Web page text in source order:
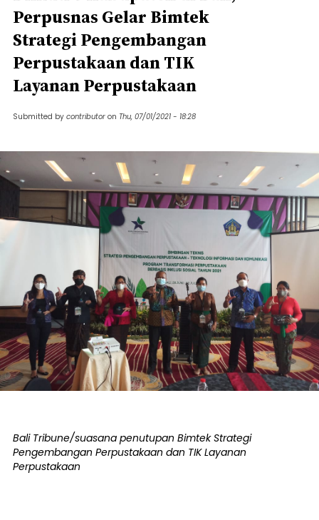
Perpusnas Gelar Bimtek
Strategi Pengembangan
Perpustakaan dan TIK
Layanan Perpustakaan
Submitted by contributor on Thu, 07/01/2021 - 18:28
Bali Tribune/suasana penutupan Bimtek Strategi
Pengembangan Perpustakaan dan TIK Layanan
Perpustakaan